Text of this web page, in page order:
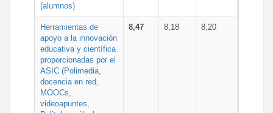
(alumnos)
Herramientas de
apoyo a la innovación
educativa y científica
proporcionadas por el
ASIC (Polimedia,
docencia en red,
MOOCs,
videoapuntes,
8,47 8,18 8,20